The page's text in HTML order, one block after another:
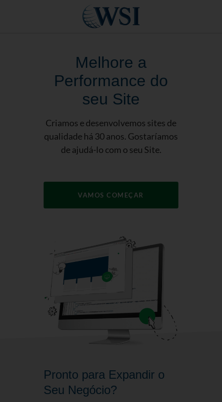
Melhore a
Performance do
seu Site
Criamos e desenvolvemos sites de
qualidade há 30 anos. Gostaríamos
de ajudá-lo com o seu Site.
VAMOS COMEÇAR
Pronto para Expandir o
Seu Negócio?